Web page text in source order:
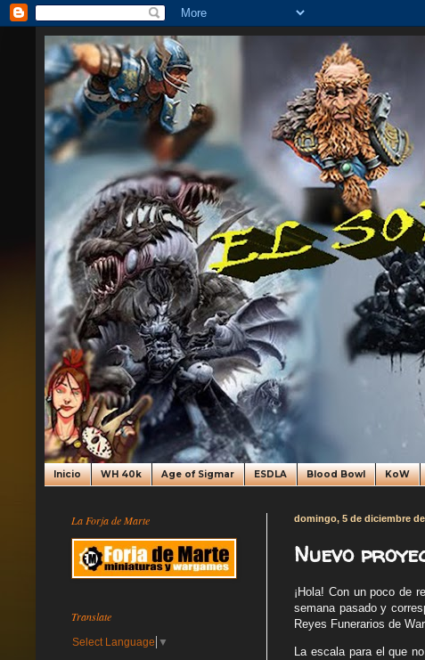
Inicio WH 40k Age of Sigmar ESDLA Blood Bowl KoW
domingo, 5 de diciembre de
Nuevo
¡Hola! Con un poco de
semana pasado y
Reyes Funerarios de
La escala para el que
La Forja de Marte
Translate
Select Language ▼